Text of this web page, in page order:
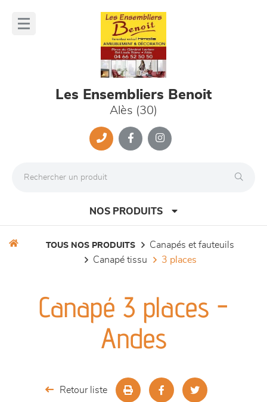
Les Ensembliers Benoit
Alès (30)
NOS PRODUITS
séjours
meubles de complément
TOUS NOS PRODUITS
canapés et fauteuils
canapé tissu
3 places
Canapé 3 places -
Andes
Retour liste